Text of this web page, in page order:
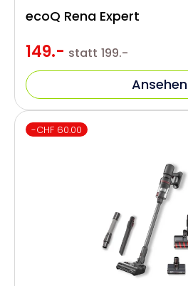
149.- statt 199.-
ecoQ Rena Expert
Ansehen
-CHF 60.00